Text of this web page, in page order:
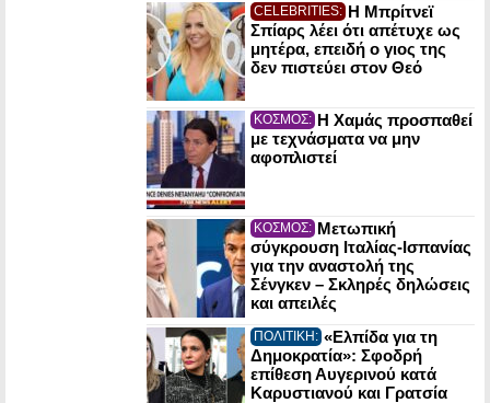
CELEBRITIES: Η Μπρίτνεϊ
Σπίαρς λέει ότι απέτυχε ως
μητέρα, επειδή ο γιος της
δεν πιστεύει στον Θεό
ΚΟΣΜΟΣ: Η Χαμάς προσπαθεί
με τεχνάσματα να μην
αφοπλιστεί
ΚΟΣΜΟΣ: Μετωπική
σύγκρουση Ιταλίας-Ισπανίας
για την αναστολή της
Σένγκεν – Σκληρές δηλώσεις
και απειλές
ΠΟΛΙΤΙΚΗ: «Ελπίδα για τη
Δημοκρατία»: Σφοδρή
επίθεση Αυγερινού κατά
Καρυστιανού και Γρατσία